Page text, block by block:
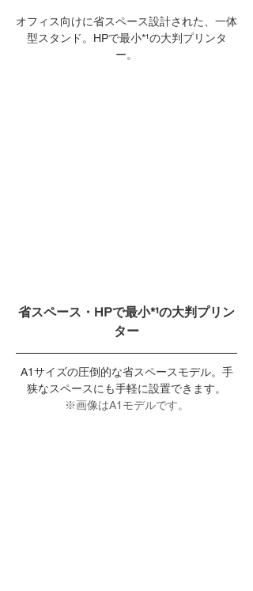
オフィス向けに省スペース設計された、一体
型スタンド。HPで最小*¹の大判プリンタ
ー。
省スペース・HPで最小*¹の大判プリン
ター
A1サイズの圧倒的な省スペースモデル。手
狭なスペースにも手軽に設置できます。
※画像はA1モデルです。